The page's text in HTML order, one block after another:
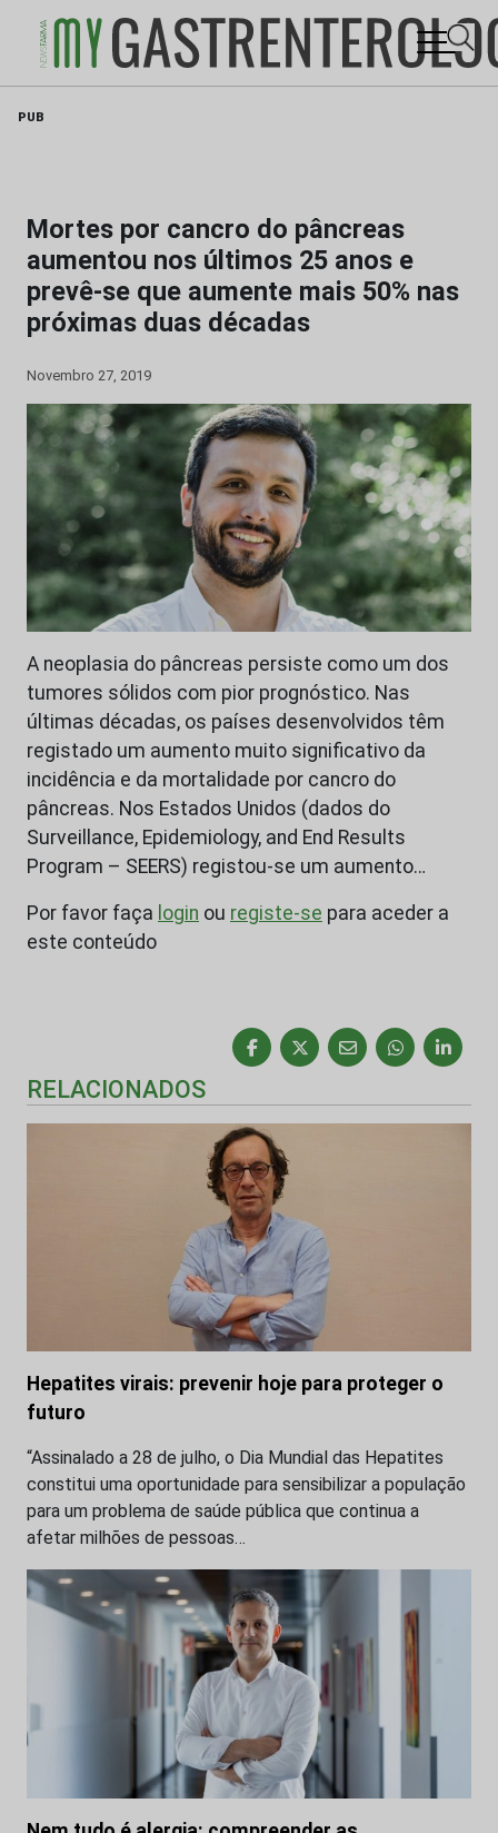
PUB
Mortes por cancro do pâncreas
aumentou nos últimos 25 anos e
prevê-se que aumente mais 50% nas
próximas duas décadas
Novembro 27, 2019
A neoplasia do pâncreas persiste como um dos
tumores sólidos com pior prognóstico. Nas
últimas décadas, os países desenvolvidos têm
registado um aumento muito significativo da
incidência e da mortalidade por cancro do
pâncreas. Nos Estados Unidos (dados do
Surveillance, Epidemiology, and End Results
Program – SEERS) registou-se um aumento…
Por favor faça login ou registe-se para aceder a
este conteúdo
RELACIONADOS
Hepatites virais: prevenir hoje para proteger o
futuro
“Assinalado a 28 de julho, o Dia Mundial das Hepatites
constitui uma oportunidade para sensibilizar a população
para um problema de saúde pública que continua a
afetar milhões de pessoas…